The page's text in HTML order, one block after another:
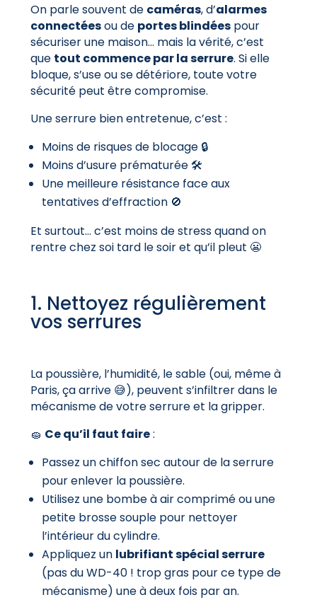
On parle souvent de caméras, d’alarmes
connectéesou de portes blindéespour
sécuriser une maison… mais la vérité, c’est
que tout commence par la serrure. Si elle
bloque, s’use ou se détériore, toute votre
sécurité peut être compromise.
Une serrure bien entretenue, c’est :
Moins de risques de blocage 🔒
Moins d’usure prématurée 🛠️
Une meilleure résistance face aux
tentatives d’effraction 🚫
Et surtout… c’est moins de stress quand on
rentre chez soi tard le soir et qu’il pleut 😬
1. Nettoyez régulièrement
vos serrures
La poussière, l’humidité, le sable (oui, même à
Paris, ça arrive 😅), peuvent s’infiltrer dans le
mécanisme de votre serrure et la gripper.
🧽 Ce qu’il faut faire:
Passez un chiffon sec autour de la serrure
pour enlever la poussière.
Utilisez une bombe à air comprimé ou une
petite brosse souple pour nettoyer
l’intérieur du cylindre.
Appliquez un lubrifiant spécial serrure
(pas du WD-40 ! trop gras pour ce type de
mécanisme) une à deux fois par an.